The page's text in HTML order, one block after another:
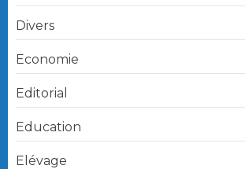
Divers
Economie
Editorial
Education
Elévage